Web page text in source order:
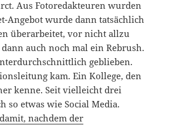
Aus Fotoredakteuren wurden
Angebot wurde dann tatsächlich
überarbeitet, vor nicht allzu
dann auch noch mal ein Rebrush.
geblieben.
kam. Ein Kollege, den
kenne. Seit vielleicht drei
so etwas wie Social Media.
nachdem der